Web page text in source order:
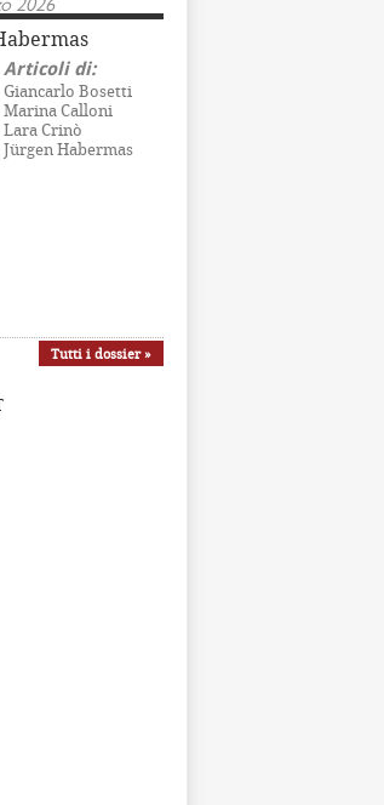
2026
Articoli di:
Giancarlo Bosetti
Marina Calloni
Lara Crinò
Jürgen Habermas
Tutti i dossier »